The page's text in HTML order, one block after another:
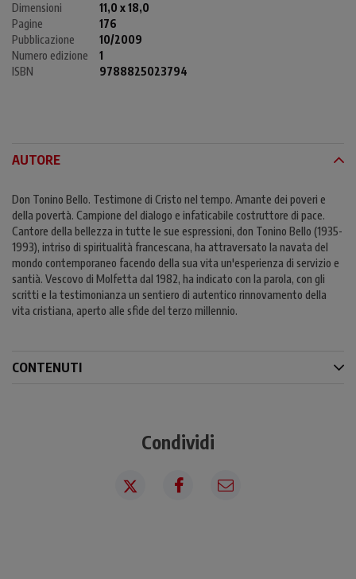
Dimensioni
11,0 x 18,0
Pagine
176
Pubblicazione
10/2009
Numero edizione
1
ISBN
9788825023794
AUTORE
Don Tonino Bello. Testimone di Cristo nel tempo. Amante dei poveri e
della povertà. Campione del dialogo e infaticabile costruttore di pace.
Cantore della bellezza in tutte le sue espressioni, don Tonino Bello (1935-
1993), intriso di spiritualità francescana, ha attraversato la navata del
mondo contemporaneo facendo della sua vita un'esperienza di servizio e
santià. Vescovo di Molfetta dal 1982, ha indicato con la parola, con gli
scritti e la testimonianza un sentiero di autentico rinnovamento della
vita cristiana, aperto alle sfide del terzo millennio.
CONTENUTI
Condividi